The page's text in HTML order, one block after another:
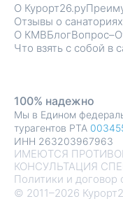
О Курорт26.ру
Отзывы о санаториях
О КМВБлог
Что взять с собой в
ИМЕЮТСЯ
КОНСУЛЬТАЦИЯ
Политики и договор
© 2011–2026
100% надежно
Мы в Едином
турагентов РТА
ИНН 263203967963